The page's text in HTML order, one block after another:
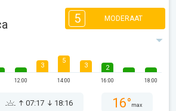
5 MODERAAT
12:00
3
5
14:00
3 2
16:00 18:00
07:17 18:16 16° max